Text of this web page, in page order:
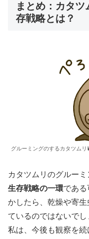
まとめ：カタ
存戦略とは？
グルーミングのするカタツム
カタツムリのグルー
生存戦略の一環であ
かしたら、乾燥や寄
ているのではないで
私は、今後も観察を